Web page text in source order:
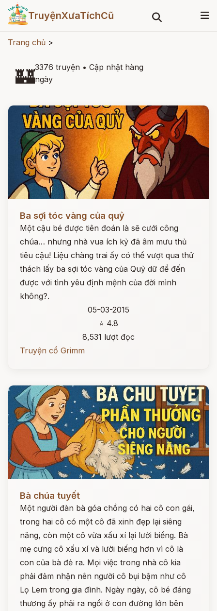
TruyệnXưaTíchCũ
Trang chủ >
🏰3376 truyện • Cập nhật hàng
ngày
Ba sợi tóc vàng của quỷ
Một cậu bé được tiên đoán là sẽ cưới công
chúa… nhưng nhà vua ích kỷ đã âm mưu thủ
tiêu cậu! Liệu chàng trai ấy có thể vượt qua thử
thách lấy ba sợi tóc vàng của Quỷ dữ để đến
được với tình yêu định mệnh của đời mình
không?.
05-03-2015
⭐ 4.8
8,531 lượt đọc
Truyện cổ Grimm
Bà chúa tuyết
Một người đàn bà góa chồng có hai cô con gái,
trong hai cô có một cô đã xinh đẹp lại siêng
năng, còn một cô vừa xấu xí lại lười biếng. Bà
mẹ cưng cô xấu xí và lười biếng hơn vì cô là
con của bà đẻ ra. Mọi việc trong nhà cô kia
phải đảm nhận nên người cô bụi bậm như cô
Lọ Lem trong gia đình. Ngày ngày, cô bé đáng
thương ấy phải ra ngồi ở con đường lớn bên